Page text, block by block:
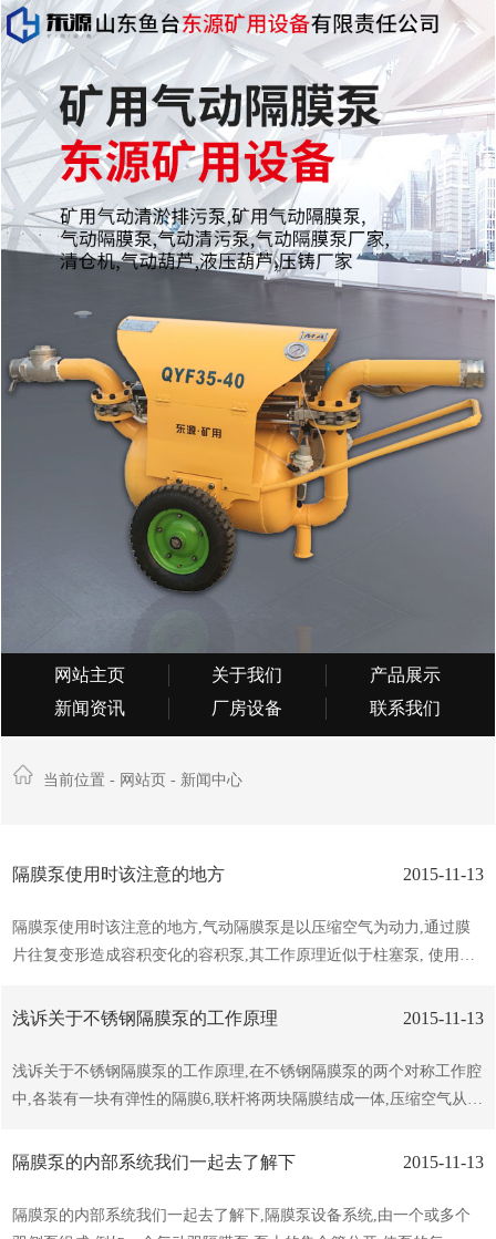
网站主页 关于我们
产品展示
新闻资讯
厂房设备 联系我们
当前位置 - 网站页 - 新闻中心
2015-11-13
隔膜泵使用时该注意的地方
隔膜泵使用时该注意的地方,气动隔膜泵是以压缩空气为动力,通过膜
片往复变形造成容积变化的容积泵,其工作原理近似于柱塞泵, 使用气
含的大颗粒不过泵的大通过颗粒直径标准。2、进气压力不要过泵的
损坏泵的。3、泵压的管道系统能承受所得输出压力,驱动气路系统的
清洁和正常工作条件。4、静电火花可能引起爆炸导致人身伤亡事故
殊要...
2015-11-13
浅诉关于不锈钢隔膜泵的工作原理
浅诉关于不锈钢隔膜泵的工作原理,在不锈钢隔膜泵的两个对称工作腔
中,各装有一块有弹性的隔膜6,联杆将两块隔膜结成一体,压缩空气从泵
的两块隔膜同步运动, 与此同时,另一工作腔中的气体则从隔膜的背后
个工作腔,推动隔膜朝相反方向运动,这样就形成了两个隔膜的同步往
2015-11-13
隔膜泵的内部系统我们一起去了解下
隔膜泵的内部系统我们一起去了解下,隔膜泵设备系统,由一个或多个